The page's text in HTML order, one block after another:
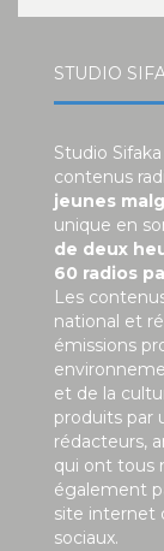
STUDIO
Studio
contenus
jeunes
unique en
de deux
60 radios
Les
national et
émissions
et de la
produits par
rédacteurs,
qui ont tous
également
site internet
sociaux.